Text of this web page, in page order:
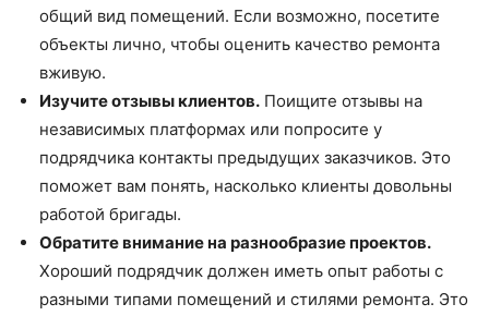
общий вид помещений. Если возможно, посетите
объекты лично, чтобы оценить качество ремонта
вживую.
Изучите отзывы клиентов. Поищите отзывы на
независимых платформах или попросите у
подрядчика контакты предыдущих заказчиков. Это
поможет вам понять, насколько клиенты довольны
работой бригады.
Обратите внимание на разнообразие проектов.
Хороший подрядчик должен иметь опыт работы с
разными типами помещений и стилями ремонта. Это